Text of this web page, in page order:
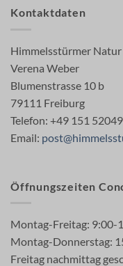
Kontaktdaten
Himmelsstürmer Natur
Verena Weber
Blumenstrasse 10 b
79111 Freiburg
Telefon: +49 151
Email:
Öffnungszeiten
Montag-Freitag: 9:00-
Montag-Donnerstag:
Freitag nachmittag